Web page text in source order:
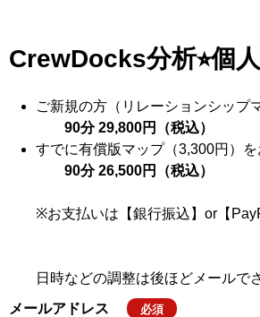
CrewDocks分析⭐︎個
ご新規の方（リレーションシップ
90分 29,800円（税込）
すでに有償版マップ（3,300円）
90分 26,500円（税込）
※お支払いは【銀行振込】or【
日時などの調整は後ほどメールで
メールアドレス
必須